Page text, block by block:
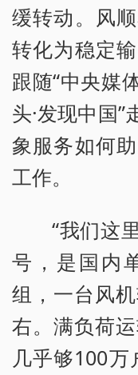
缓转动。风
转化为稳定
跟随“中央
头·发现中国
象服务如何
工作。
“我们这
号，是国内
组，一台风
右。满负荷
几乎够100万